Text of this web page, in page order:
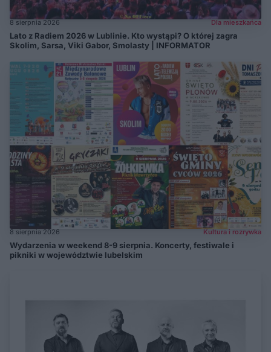
8 sierpnia 2026 Dla mieszkańca
Lato z Radiem 2026 w Lublinie. Kto wystąpi? O której zagra
Skolim, Sarsa, Viki Gabor, Smolasty | INFORMATOR
8 sierpnia 2026 Kultura i rozrywka
Wydarzenia w weekend 8-9 sierpnia. Koncerty, festiwale i
pikniki w województwie lubelskim